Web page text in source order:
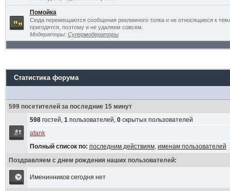
Помойка
Сюда перемещаются сообщения рекламного толка и не относящиеся к
пригодятся, поэтому и не удаляем совсем.
Модераторы: Супермодераторы
Статистика форума
599 посетителей за последние 15 минут
598гостей, 1пользователей, 0скрытых пользователей
afank
Полный список по: последним действиям, именам пользователей
Поздравляем с днем рождения наших пользователей:
Именинников сегодня нет